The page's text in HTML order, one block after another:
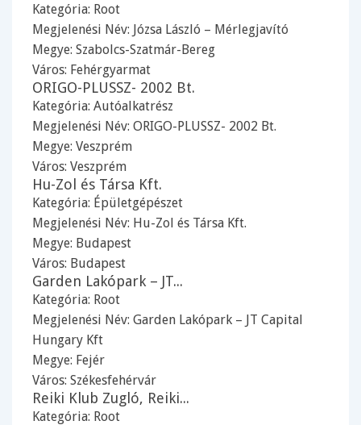
Kategória: Root
Megjelenési Név: Józsa László – Mérlegjavító
Megye: Szabolcs-Szatmár-Bereg
Város: Fehérgyarmat
ORIGO-PLUSSZ- 2002 Bt.
Kategória: Autóalkatrész
Megjelenési Név: ORIGO-PLUSSZ- 2002 Bt.
Megye: Veszprém
Város: Veszprém
Hu-Zol és Társa Kft.
Kategória: Épületgépészet
Megjelenési Név: Hu-Zol és Társa Kft.
Megye: Budapest
Város: Budapest
Garden Lakópark – JT...
Kategória: Root
Megjelenési Név: Garden Lakópark – JT Capital
Hungary Kft
Megye: Fejér
Város: Székesfehérvár
Reiki Klub Zugló, Reiki...
Kategória: Root